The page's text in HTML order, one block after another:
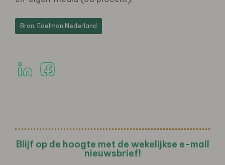
Bron: Edelman Nederland
Blijf op de hoogte met de wekelijkse e-mail
nieuwsbrief!